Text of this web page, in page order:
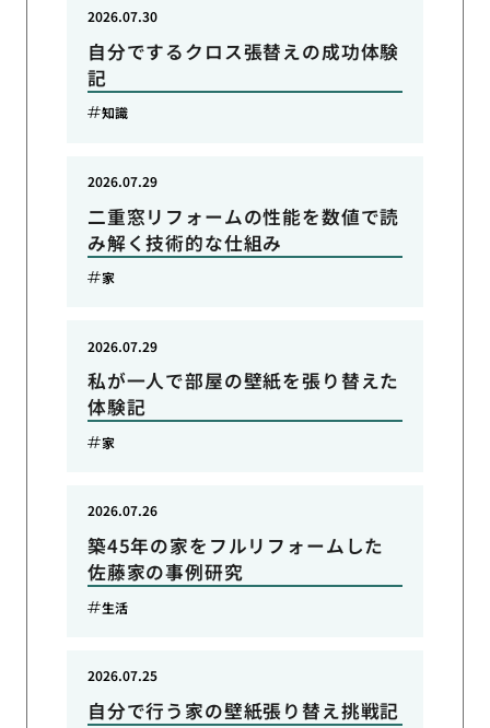
自分でするクロス張替えの成功体験
記
2026.07.30
知識
二重窓リフォームの性能を数値で読
み解く技術的な仕組み
2026.07.29
家
私が一人で部屋の壁紙を張り替えた
体験記
2026.07.29
家
築45年の家をフルリフォームした
佐藤家の事例研究
2026.07.26
生活
自分で行う家の壁紙張り替え挑戦記
2026.07.25